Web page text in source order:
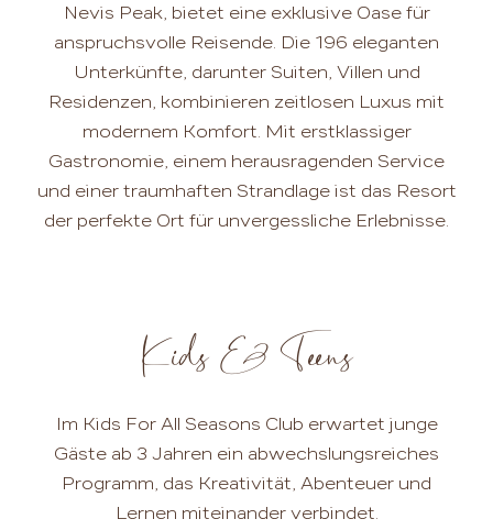
Nevis Peak, bietet eine exklusive Oase für
anspruchsvolle Reisende. Die 196 eleganten
Unterkünfte, darunter Suiten, Villen und
Residenzen, kombinieren zeitlosen Luxus mit
modernem Komfort. Mit erstklassiger
Gastronomie, einem herausragenden Service
und einer traumhaften Strandlage ist das Resort
der perfekte Ort für unvergessliche Erlebnisse.
Kids & Teens
Im Kids For All Seasons Club erwartet junge
Gäste ab 3 Jahren ein abwechslungsreiches
Programm, das Kreativität, Abenteuer und
Lernen miteinander verbindet.